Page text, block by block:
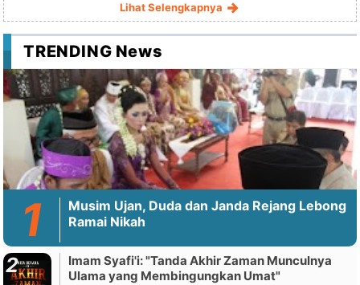
Lihat Selengkapnya
TRENDING News
Musim Ujan, Duda dan Janda Rejang Lebong
Ramai Nikah
Imam Syafi'i: "Tanda Akhir Zaman Munculnya
Ulama yang Membingungkan Umat"